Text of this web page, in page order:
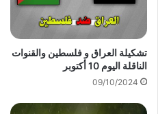
تشكيلة العراق و فلسطين والقنوات
الناقلة اليوم 10 أكتوبر
09/10/2024